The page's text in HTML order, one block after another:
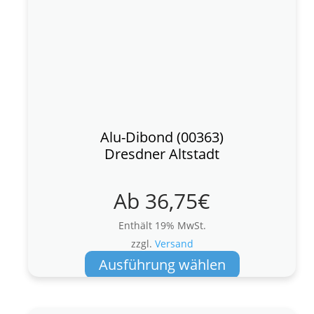
Alu-Dibond (00363)
Dresdner Altstadt
Ab 36,75€
Enthält 19% MwSt.
zzgl. Versand
Ausführung wählen
Dieses
Produkt